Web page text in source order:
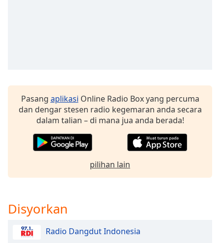
the
window.
Background
Color
Pasang aplikasi Online Radio Box yang percuma
dan dengar stesen radio kegemaran anda secara
dalam talian – di mana jua anda berada!
pilihan lain
Disyorkan
Radio Dangdut Indonesia